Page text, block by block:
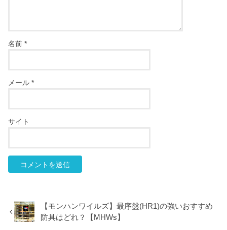
名前*
メール*
サイト
【モンハンワイルズ】最序盤(HR1)の強いおすすめ
防具はどれ？【MHWs】